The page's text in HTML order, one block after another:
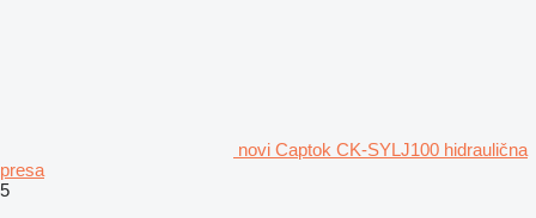
novi Captok CK-SYLJ100 hidraulična
presa
5